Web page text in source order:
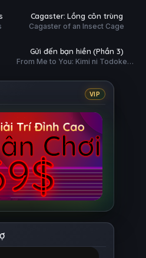
HDCagaster: Lồng côn trùng
Cagaster of an Insect Cage
HD
tất (6/6)
Gửi đến bạn hiền (Phần 3)
From Me to You: Kimi ni Todoke